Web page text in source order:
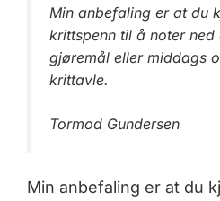
Min anbefaling er at du
krittspenn til å noter
gjøremål eller middags
krittavle.
Tormod Gundersen
Min anbefaling er at du